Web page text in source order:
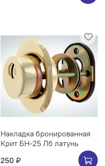
Накладка бронированная
Крит БН-25 Лб латунь
250 ₽